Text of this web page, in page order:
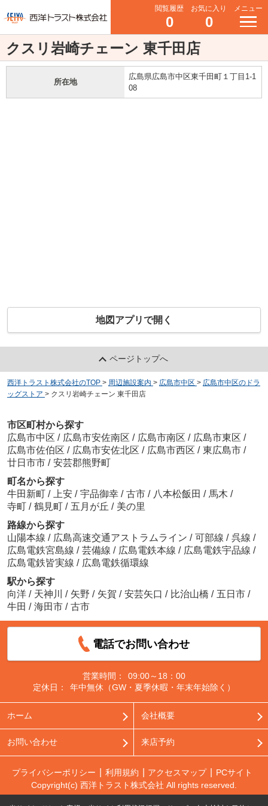
閲覧履歴
0
お気に入り
0
メニュー
クスリ岩崎チェーン 東千田店
所在地
広島県広島市中区東千田町１丁目1-1
08
地図アプリで開く
ページトップへ
西洋トラスト株式会社のTOP > 周辺施設案内 > 広島市中区 > 広島市中区のドラ
ッグストア > クスリ岩崎チェーン 東千田店
市区町村から探す
広島市中区 / 広島市安佐南区 / 広島市南区 / 広島市東区 /
広島市佐伯区 / 広島市安佐北区 / 広島市西区 / 東広島市 /
廿日市市 / 安芸郡熊野町
町名から探す
牛田新町 / 上安 / 宇品御幸 / 古市 / 八本松飯田 / 馬木 /
寺町 / 鶴見町 / 五月が丘 / 美の里
路線から探す
山陽本線 / 広島高速交通アストラムライン / 可部線 / 呉線 /
広島電鉄宮島線 / 芸備線 / 広島電鉄本線 / 広島電鉄宇品線 /
広島電鉄皆実線 / 広島電鉄循環線
駅から探す
向洋 / 天神川 / 矢野 / 矢賀 / 安芸矢口 / 比治山橋 / 五日市 /
牛田 / 海田市 / 古市
電話でお問い合わせ
営業時間：
09:00～18：00
定休日：
年中無休（GW・夏季休暇・年末年始除く）
ホーム 会社概要
お問い合わせ 来店予約
プライバシーポリシー 利用規約 アクセスマップ
PCサイト
Copyright(c) 西洋トラスト株式会社 All rights reserved.